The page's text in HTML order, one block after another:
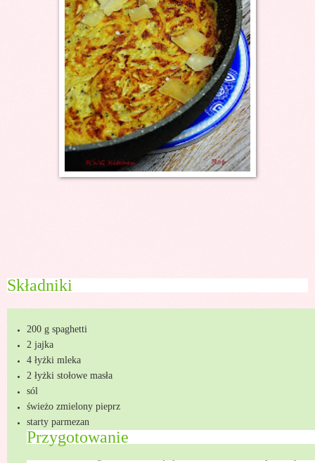
Składniki
200 g spaghetti
2 jajka
4 łyżki mleka
2 łyżki stołowe masła
sól
świeżo zmielony pieprz
starty parmezan
Przygotowanie